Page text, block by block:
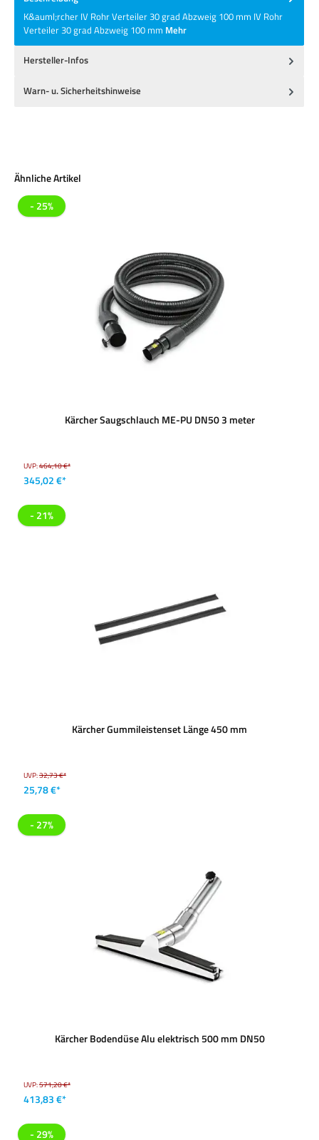
K&auml;rcher IV Rohr Verteiler 30 grad Abzweig 100 mm IV Rohr
Verteiler 30 grad Abzweig 100 mm Mehr
Hersteller-Infos
Warn- u. Sicherheitshinweise
Produktgalerie überspringen
Ähnliche Artikel
- 25%
Kärcher Saugschlauch ME-PU DN50 3 meter
UVP:464,10 €*
345,02 €*
- 21%
Kärcher Gummileistenset Länge 450 mm
UVP:32,73 €*
25,78 €*
- 27%
Kärcher Bodendüse Alu elektrisch 500 mm DN50
UVP:571,20 €*
413,83 €*
- 29%